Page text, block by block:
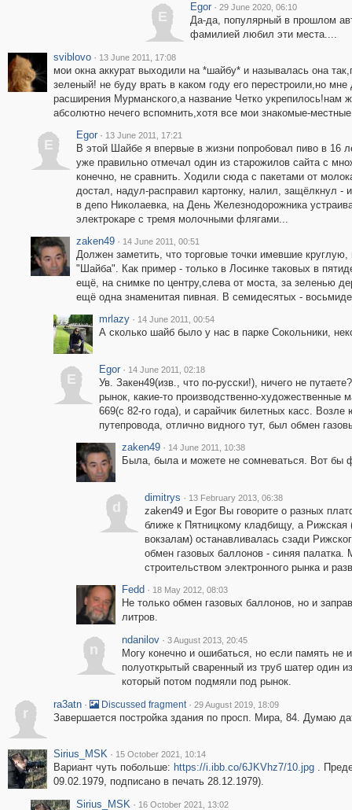
E
Egor · 29 June 2020, 06:10
Да-да, популярный в прошлом
фамилией любил эти места....
sviblovo · 13 June 2011, 17:08
мои окна аккурат выходили на *шайбу* и называлась она
зеленый! не буду врать в каком году его перестроили,но
расширения Мурманского,а название Четко укрепилось!нам
абсолютно нечего вспомнить,хотя все мои знакомые-
E
Egor · 13 June 2011, 17:21
В этой Шайбе я впервые в жизни попробовал пиво в 16
уже правильно отмечал один из старожилов сайта с
конечно, не сравнить. Ходили сюда с пакетами от
достал, надул-расправил картонку, налил, защёлкнул -
в депо Николаевка, на День Железнодорожника
электрокаре с тремя молочными флягами...
zaken49 · 14 June 2011, 00:51
Должен заметить, что торговые точки имевшие
"Шайба". Как пример - только в Лосинке таковых в
ещё, на снимке по центру,слева от моста, за зеленью
ещё одна знаменитая пивная. В семидесятых -
mrlazy · 14 June 2011, 00:54
А сколько шайб было у нас в парке Сокольники,
E
Egor · 14 June 2011, 02:18
Ув. Закен49(изв., что по-русски!), ничего не
рынок, какие-то производственно-художественные
669(с 82-го года), и сарайчик билетных касс. Возле
путепровода, отлично видного тут, был обмен
zaken49 · 14 June 2011, 10:38
Была, была и можете не сомневаться. Вот бы
d
dimitrys · 13 February 2013, 06:38
zaken49 и Egor Вы говорите о разных
ближе к Пятницкому кладбищу, а Рижская
вокзалам) останавливалась сзади
обмен газовых баллонов - синяя
строительством электронного рынка и
Fedd · 18 May 2012, 08:03
Не только обмен газовых баллонов, но и
литров.
n
ndanilov · 3 August 2013, 20:45
Могу конечно и ошибаться, но если память
полуоткрытый сваренный из труб шатер один
который потом подмяли под рынок.
r
ra3atn · Discussed fragment · 29 August 2019, 18:09
Завершается постройка здания по просп. Мира, 84. Думаю
Sirius_MSK · 15 October 2021, 10:14
Вариант чуть побольше: https://i.ibb.co/6JKVhz7/10.jpg.
09.02.1979, подписано в печать 28.12.1979).
Sirius_MSK · 16 October 2021, 13:02